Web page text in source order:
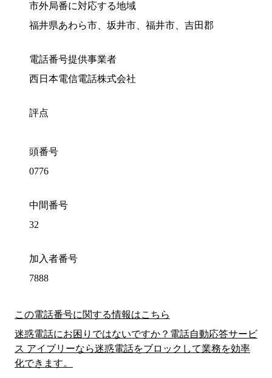
市外局番に対応する地域
福井県あわら市、坂井市、福井市、吉田郡
電話番号提供事業者
西日本電信電話株式会社
評点
頭番号
0776
中間番号
32
加入者番号
7888
この電話番号に関する情報はこちら
迷惑電話にお困りではないですか？電話自動応答サービ
ス アイブリーなら迷惑電話をブロックして業務を効率
化できます。